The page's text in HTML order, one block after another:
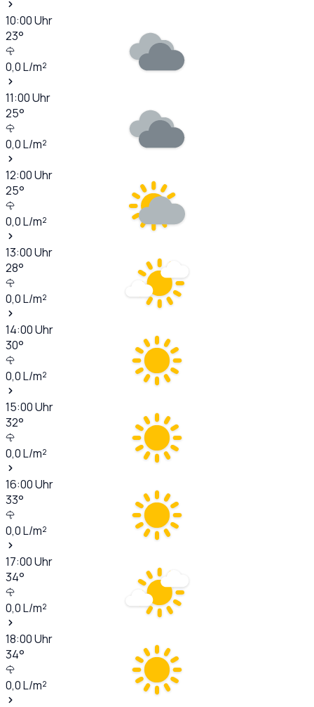
10:00Uhr
23°
0,0L/m²
11:00Uhr
25°
0,0L/m²
12:00Uhr
25°
0,0L/m²
13:00Uhr
28°
0,0L/m²
14:00Uhr
30°
0,0L/m²
15:00Uhr
32°
0,0L/m²
16:00Uhr
33°
0,0L/m²
17:00Uhr
34°
0,0L/m²
18:00Uhr
34°
0,0L/m²